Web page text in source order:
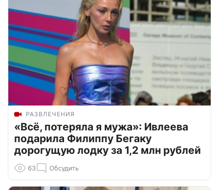
РАЗВЛЕЧЕНИЯ
«Всё, потеряла я мужа»: Ивлеева
подарила Филиппу Бегаку
дорогущую лодку за 1,2 млн рублей
63 Обсудить